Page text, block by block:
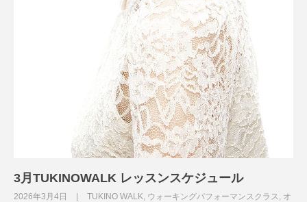
3月TUKINOWALK レッスンスケジュール
2026年3月4日 TUKINO WALK, ウォーキングパフォーマンスクラス , オ